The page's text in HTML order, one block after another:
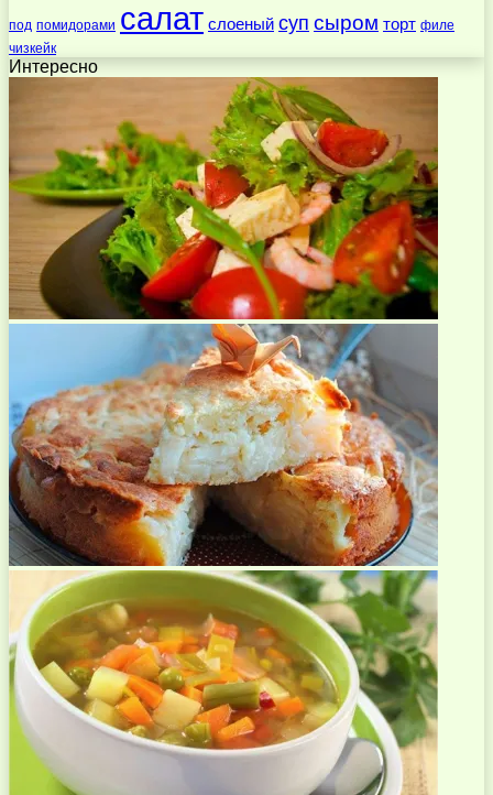
под помидорами салат слоеный суп сыром торт филе
чизкейк
Интересно